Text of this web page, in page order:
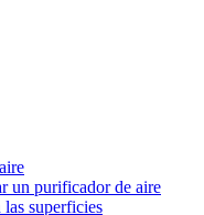
un purificador de aire
superficies